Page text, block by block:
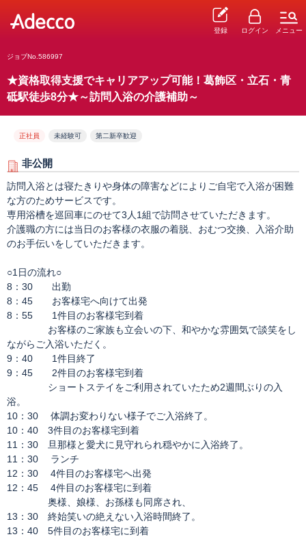
登録 ログイン メニュー
ジョブNo.586997
★資格取得支援でキャリアアップ可能！葛飾区・立石・青
砥駅徒歩8分★～訪問入浴の介護補助～
正社員 未経験可 第二新卒歓迎
非公開
訪問入浴とは寝たきりや身体の障害などによりご自宅で入浴が困難
な方のためサービスです。
専用浴槽を巡回車にのせて3人1組で訪問させていただきます。
介護職の方には当日のお客様の衣服の着脱、おむつ交換、入浴介助
のお手伝いをしていただきます。
○1日の流れ○
8：30 出勤
8：45 お客様宅へ向けて出発
8：55 1件目のお客様宅到着
お客様のご家族も立会いの下、和やかな雰囲気で談笑をし
ながらご入浴いただく。
9：40 1件目終了
9：45 2件目のお客様宅到着
ショートステイをご利用されていたため2週間ぶりの入
浴。
10：30 体調お変わりない様子でご入浴終了。
10：40 3件目のお客様宅到着
11：30 旦那様と愛犬に見守れられ穏やかに入浴終了。
11：30 ランチ
12：30 4件目のお客様宅へ出発
12：45 4件目のお客様宅に到着
奥様、娘様、お孫様も同席され、
13：30 終始笑いの絶えない入浴時間終了。
13：40 5件目のお客様宅に到着